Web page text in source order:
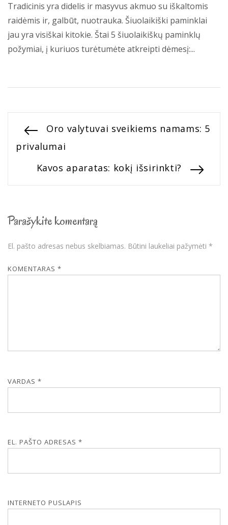
Tradicinis yra didelis ir masyvus akmuo su iškaltomis
raidėmis ir, galbūt, nuotrauka. Šiuolaikiški paminklai
jau yra visiškai kitokie. Štai 5 šiuolaikiškų paminklų
požymiai, į kuriuos turėtumėte atkreipti dėmesį:...
Navigacija
tarp
Previous
post:
Oro valytuvai sveikiems namams: 5
privalumai
Next
Kavos aparatas: kokį išsirinkti?
Parašykite komentarą
El. pašto adresas nebus skelbiamas. Būtini laukeliai pažymėti *
KOMENTARAS *
VARDAS *
EL. PAŠTO ADRESAS *
INTERNETO PUSLAPIS